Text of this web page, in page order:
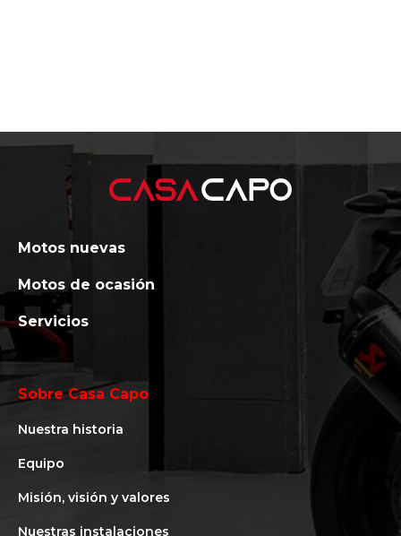
Motos nuevas
Motos de ocasión
Servicios
Sobre Casa Capo
Nuestra historia
Equipo
Misión, visión y valores
Nuestras instalaciones